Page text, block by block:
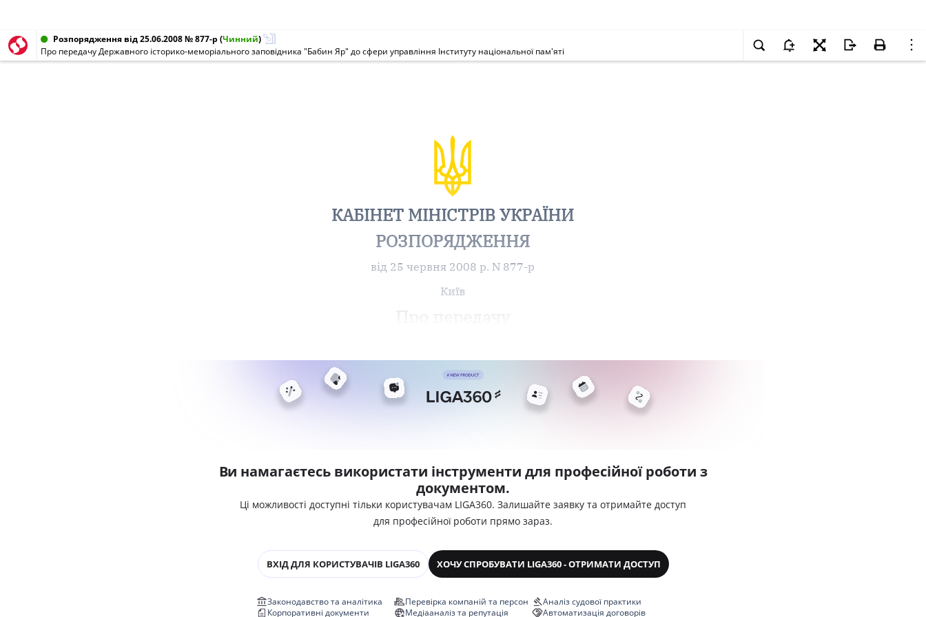
Розпорядження від 25.06.2008 № 877-р (Чинний)
Про передачу Державного історико-меморіального заповідника "Бабин Яр" до сфери управління Інституту національної пам'яті
КАБІНЕТ МІНІСТРІВ УКРАЇНИ
РОЗПОРЯДЖЕННЯ
від 25 червня 2008 р. N 877-р
Київ
Ви намагаєтесь використати інструменти для професійної роботи з
документом.
Ці можливості доступні тільки користувачам LIGA360. Залишайте заявку та отримайте доступ
для професійної роботи прямо зараз.
ВХІД ДЛЯ КОРИСТУВАЧІВ LIGA360 ХОЧУ СПРОБУВАТИ LIGA360 - ОТРИМАТИ ДОСТУП
Законодавство та аналітика
Корпоративні документи
Перевірка компаній та персон
Медіааналіз та репутація
Аналіз судової практики
Автоматизація договорів